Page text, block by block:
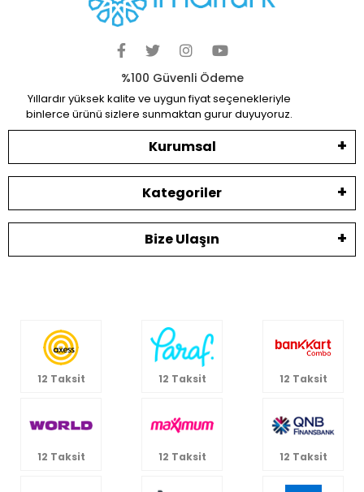
%100 Güvenli Ödeme
Yıllardır yüksek kalite ve uygun fiyat seçenekleriyle
binlerce ürünü sizlere sunmaktan gurur duyuyoruz.
Kurumsal
Kategoriler
Bize Ulaşın
12 Taksit 12 Taksit 12 Taksit
12 Taksit 12 Taksit 12 Taksit